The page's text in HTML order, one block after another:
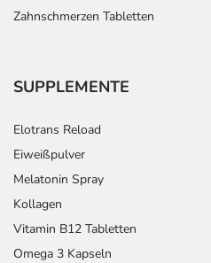
Zahnschmerzen Tabletten
SUPPLEMENTE
Elotrans Reload
Eiweißpulver
Melatonin Spray
Kollagen
Vitamin B12 Tabletten
Omega 3 Kapseln